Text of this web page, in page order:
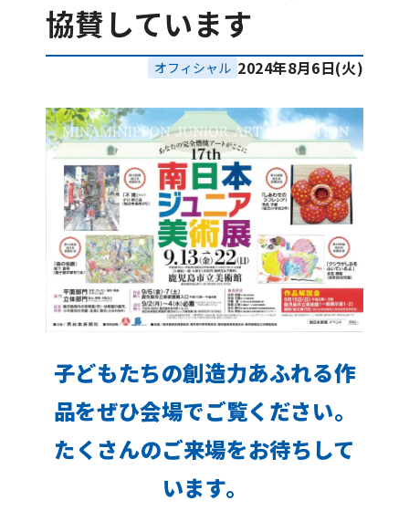
協賛しています
オフィシャル 2024年8月6日(火)
子どもたちの創造力あふれる作
品をぜひ会場でご覧ください。
たくさんのご来場をお待ちして
います。